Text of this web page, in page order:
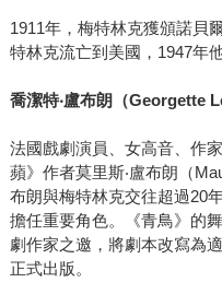
1911年，梅特林克獲頒諾貝
特林克流亡到美國，1947年
喬潔特‧盧布朗（Georgette
法國戲劇演員、女高音、作
蘋》作者莫里斯‧盧布朗（
布朗與梅特林克交往超過20
擔任重要角色。《青鳥》的
劇作家之邀，將劇本改寫為
正式出版。